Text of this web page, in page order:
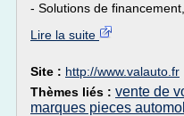
- Solutions de
Lire la suite
Site : http://www.valauto.fr
Thèmes liés : vente de
marques pieces